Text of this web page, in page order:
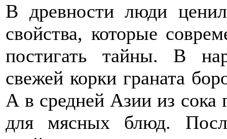
В древности люди
свойства, которые
постигать тайны. В
свежей корки граната
А в средней Азии из сока
для мясных блюд.